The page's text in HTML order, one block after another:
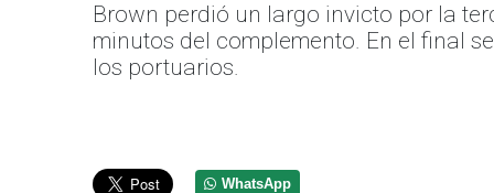
Brown perdió un largo invicto por la
minutos del complemento. En el final
los portuarios.
WhatsApp